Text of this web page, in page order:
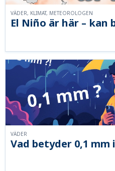
El Niño är här –
VÄDER, KLIMAT, METEOROLOGEN
Vad betyder 0,1 mm
VÄDER